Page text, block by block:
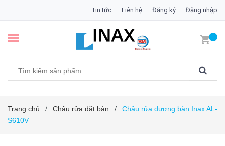
Tin tức Liên hệ Đăng ký Đăng nhập
Trang chủ / Chậu rửa đặt bàn /
Chậu rửa dương bàn Inax AL-
S610V